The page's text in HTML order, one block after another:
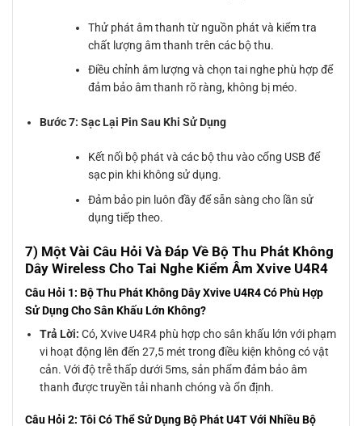
Thử phát âm thanh từ nguồn phát và kiểm tra
chất lượng âm thanh trên các bộ thu.
Điều chỉnh âm lượng và chọn tai nghe phù hợp để
đảm bảo âm thanh rõ ràng, không bị méo.
Bước 7: Sạc Lại Pin Sau Khi Sử Dụng
Kết nối bộ phát và các bộ thu vào cổng USB để
sạc pin khi không sử dụng.
Đảm bảo pin luôn đầy để sẵn sàng cho lần sử
dụng tiếp theo.
7) Một Vài Câu Hỏi Và Đáp Về Bộ Thu Phát Không
Dây Wireless Cho Tai Nghe Kiểm Âm Xvive U4R4
Câu Hỏi 1: Bộ Thu Phát Không Dây Xvive U4R4 Có Phù Hợp
Sử Dụng Cho Sân Khấu Lớn Không?
Trả Lời: Có, Xvive U4R4 phù hợp cho sân khấu lớn với phạm
vi hoạt động lên đến 27,5 mét trong điều kiện không có vật
cản. Với độ trễ thấp dưới 5ms, sản phẩm đảm bảo âm
thanh được truyền tải nhanh chóng và ổn định.
Câu Hỏi 2: Tôi Có Thể Sử Dụng Bộ Phát U4T Với Nhiều Bộ